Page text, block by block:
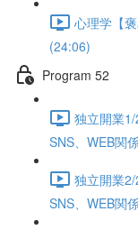
心理学【
(24:06)
Program 52
独立開業
SNS、WEB関
独立開業
SNS、WEB関